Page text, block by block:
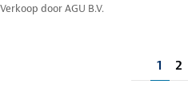
Verkoop doorAGU B.V.
1 2